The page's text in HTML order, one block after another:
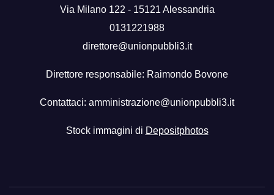
Via Milano 122 - 15121 Alessandria
0131221988
direttore@unionpubbli3.it
Direttore responsabile: Raimondo Bovone
Contattaci: amministrazione@unionpubbli3.it
Stock immagini di Depositphotos